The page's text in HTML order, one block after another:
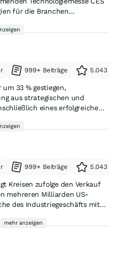
firm-more-upside-ahead
für die Branchen
des Unternehmens, das
Milliarden US-Dollar aufweist,
28 % zugelegt und damit die
news/3m-stellt-auf-
innovationstool-vor-93CH-
999+ Beiträge 5.043
33 % gestiegen,
aus strategischen und
eines erfolgreichen
hin zu höheren Margen stützt.
Aktienduell, ob Konkurrent
to-3m-for-investors/
999+ Beiträge 5.043
Kreisen zufolge den Verkauf
mehreren Milliarden US-
des Industriegeschäfts mit
auf mit der
mehr anzeigen